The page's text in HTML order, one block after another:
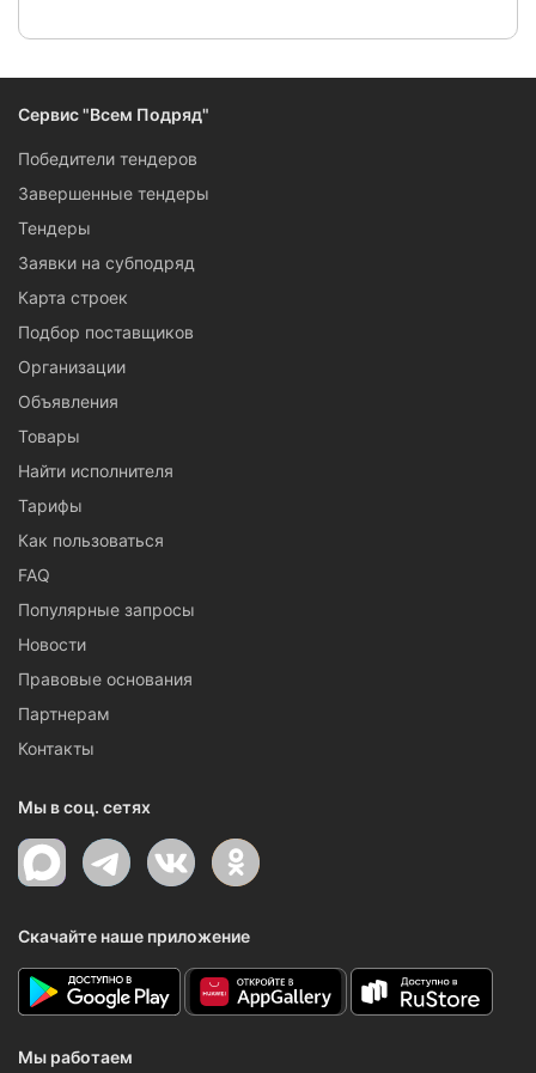
Сервис "Всем Подряд"
Победители тендеров
Завершенные тендеры
Тендеры
Заявки на субподряд
Карта строек
Подбор поставщиков
Организации
Объявления
Товары
Найти исполнителя
Тарифы
Как пользоваться
FAQ
Популярные запросы
Новости
Правовые основания
Партнерам
Контакты
Мы в соц. сетях
Скачайте наше приложение
Мы работаем